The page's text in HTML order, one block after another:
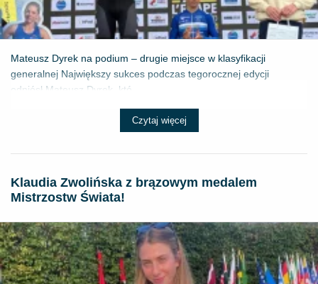
Mateusz Dyrek na podium – drugie miejsce w klasyfikacji
generalnej Największy sukces podczas tegorocznej edycji
odniósł Mateusz Dyrek, któ...
Czytaj więcej
Klaudia Zwolińska z brązowym medalem
Mistrzostw Świata!